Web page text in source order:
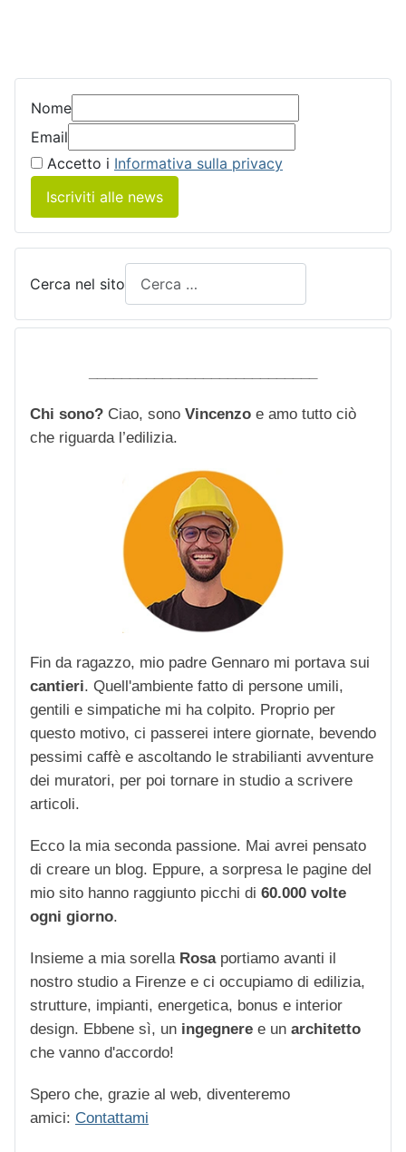
Nome
Email
Accetto i Informativa sulla privacy
Iscriviti alle news
Cerca nel sito
Chi sono? Ciao, sono Vincenzo e amo tutto ciò
che riguarda l’edilizia.
Fin da ragazzo, mio padre Gennaro mi portava sui
cantieri. Quell'ambiente fatto di persone umili,
gentili e simpatiche mi ha colpito. Proprio per
questo motivo, ci passerei intere giornate, bevendo
pessimi caffè e ascoltando le strabilianti avventure
dei muratori, per poi tornare in studio a scrivere
articoli.
Ecco la mia seconda passione. Mai avrei pensato
di creare un blog. Eppure, a sorpresa le pagine del
mio sito hanno raggiunto picchi di 60.000 volte
ogni giorno.
Insieme a mia sorella Rosaportiamo avanti il
nostro studio a Firenze e ci occupiamo di edilizia,
strutture, impianti, energetica, bonus e interior
design. Ebbene sì, un ingegnere e un architetto
che vanno d'accordo!
Spero che, grazie al web, diventeremo
amici: Contattami